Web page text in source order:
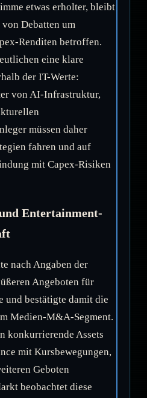
etwas erholter, bleibt
Debatten um
Renditen betroffen.
eine klare
der IT-Werte:
von AI-Infrastruktur,
müssen daher
fahren und auf
mit Capex-Risiken
Entertainment-
nach Angaben der
Angeboten für
und bestätigte damit die
Medien-M&A-Segment.
konkurrierende Assets
mit Kursbewegungen,
Geboten
beobachtet diese